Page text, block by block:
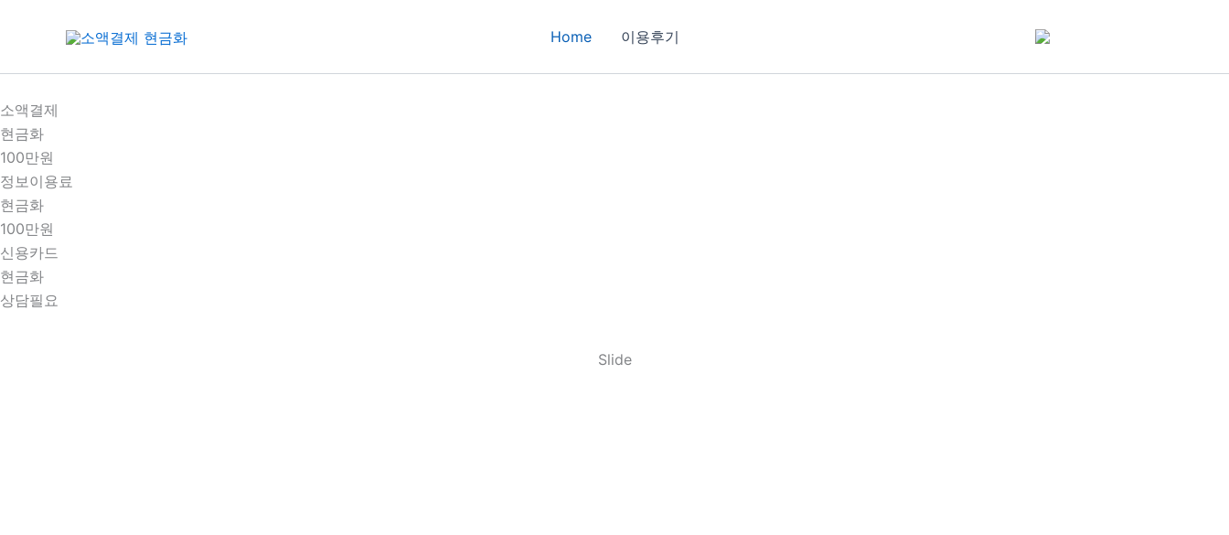
건
너
뛰
기
Home 이용후기
소액결제
현금화
100만원
정보이용료
현금화
100만원
신용카드
현금화
상담필요
Slide